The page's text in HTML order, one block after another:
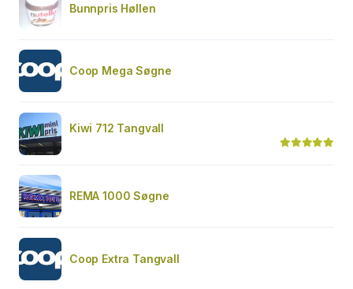
Bunnpris Høllen
Coop Mega Søgne
Kiwi 712 Tangvall
REMA 1000 Søgne
Coop Extra Tangvall